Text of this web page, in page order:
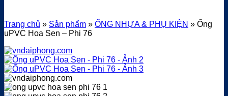
Trang chủ » Sản phẩm » ỐNG NHỰA & PHỤ KIỆN » Ống
uPVC Hoa Sen – Phi 76